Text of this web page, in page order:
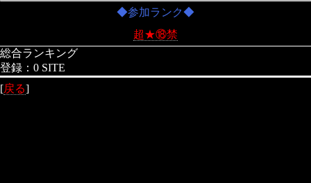
◆参加ランク◆
超★⑱禁
総合ランキング
登録：0 SITE
[戻る]